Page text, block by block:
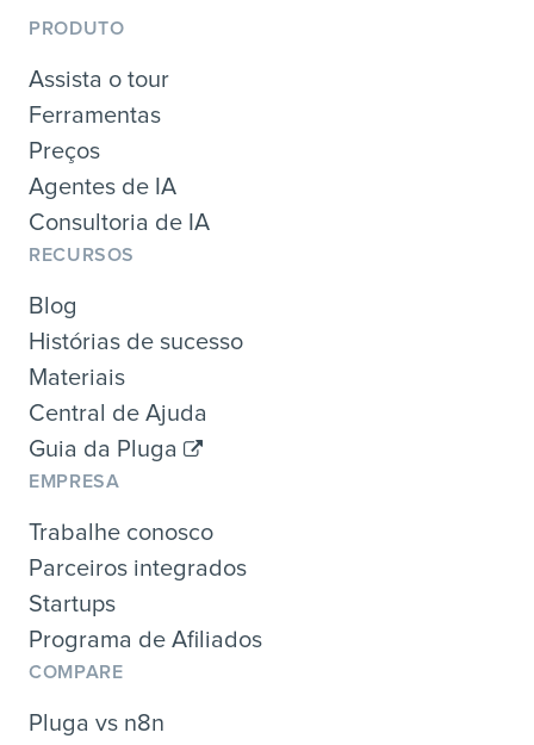
PRODUTO
Assista o tour
Ferramentas
Preços
Agentes de IA
Consultoria de IA
RECURSOS
Blog
Histórias de sucesso
Materiais
Central de Ajuda
Guia da Pluga
EMPRESA
Trabalhe conosco
Parceiros integrados
Startups
Programa de Afiliados
COMPARE
Pluga vs n8n